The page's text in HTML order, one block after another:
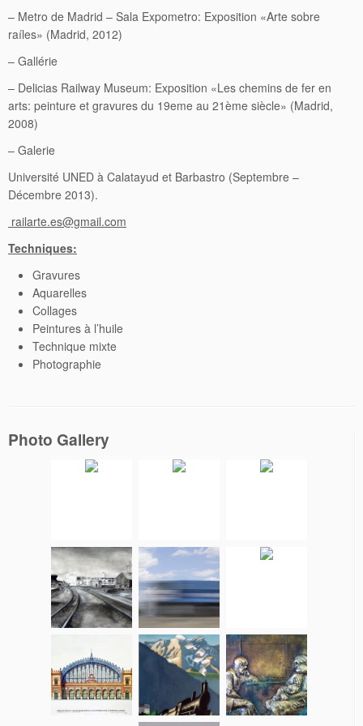
– Metro de Madrid – Sala Expometro: Exposition «Arte sobre
raíles» (Madrid, 2012)
– Gallérie
– Delicias Railway Museum: Exposition «Les chemins de fer en
arts: peinture et gravures du 19eme au 21ème siècle» (Madrid,
2008)
– Galerie
Université UNED à Calatayud et Barbastro (Septembre –
Décembre 2013).
railarte.es@gmail.com
Techniques:
Gravures
Aquarelles
Collages
Peintures à l’huile
Technique mixte
Photographie
Photo Gallery